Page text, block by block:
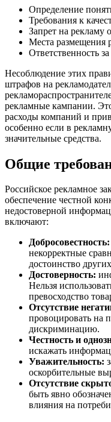
Определение
Требования к
Запрет на рекламу
Места размещения
Ответственность
Несоблюдение этих
штрафов на
рекламные кампании.
расходы компаний и
особенно если в
значительные средства.
Общие
Российское рекламное
обеспечение честной
недостоверной
включают:
Добросовестность:
некорректные
достоинство
Достоверность:
Нельзя
превосходство
Отсутствие
провоцировать на
дискриминацию.
Честность и
искажать
Уважительность:
оскорбительные
Отсутствие
быть явно
влияния на